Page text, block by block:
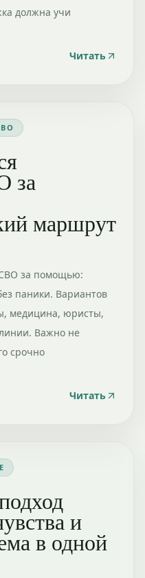
должна учи
Читать
за
маршрут
СВО за помощью:
паники. Вариантов
медицина, юристы,
Важно не
срочно
Читать
и
в одной